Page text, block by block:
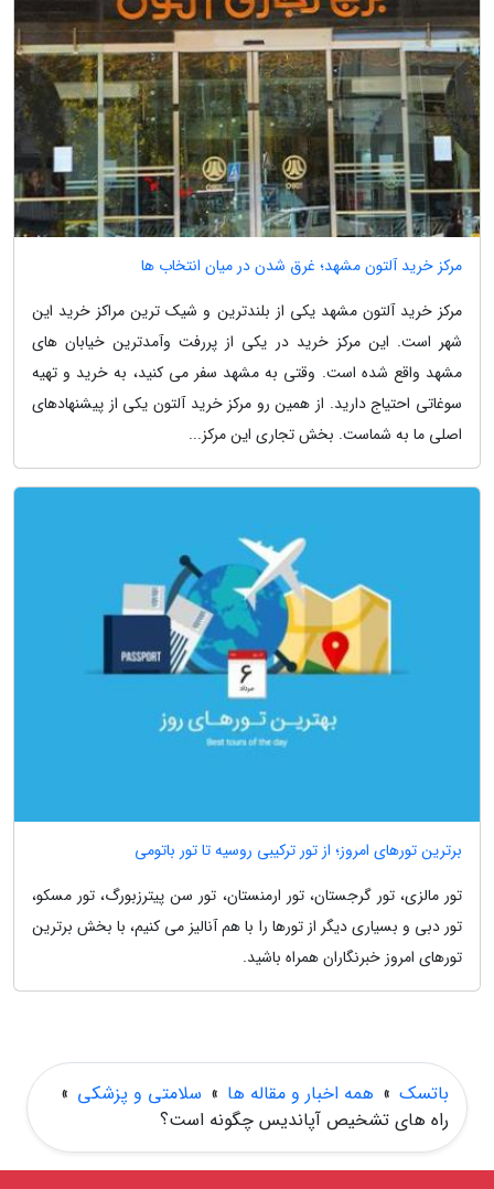
مرکز خرید آلتون مشهد؛ غرق شدن در میان انتخاب ها
مرکز خرید آلتون مشهد یکی از بلندترین و شیک ترین مراکز خرید این
شهر است. این مرکز خرید در یکی از پررفت وآمدترین خیابان های
مشهد واقع شده است. وقتی به مشهد سفر می کنید، به خرید و تهیه
سوغاتی احتیاج دارید. از همین رو مرکز خرید آلتون یکی از پیشنهادهای
اصلی ما به شماست. بخش تجاری این مرکز...
برترین تورهای امروز؛ از تور ترکیبی روسیه تا تور باتومی
تور مالزی، تور گرجستان، تور ارمنستان، تور سن پیترزبورگ، تور مسکو،
تور دبی و بسیاری دیگر از تورها را با هم آنالیز می کنیم، با بخش برترین
تورهای امروز خبرنگاران همراه باشید.
باتسک » همه اخبار و مقاله ها » سلامتی و پزشکی »
راه های تشخیص آپاندیس چگونه است؟